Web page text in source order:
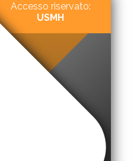
Accesso riservato:
USMH